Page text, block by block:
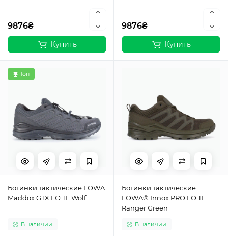
9876₴
Купить
9876₴
Купить
Топ
Ботинки тактические LOWA
Maddox GTX LO TF Wolf
В наличии
Ботинки тактические
LOWA® Innox PRO LO TF
Ranger Green
В наличии